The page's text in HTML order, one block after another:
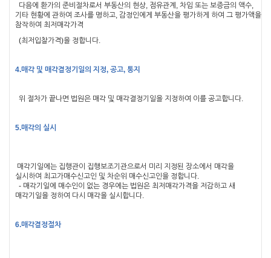
다음에 환가의 준비절차로서 부동산의 현상 점유관계 차임 또는 보증금의 액수
기타 현황에 관하여 조사를 명하고 감정인에게 부동산을 평가하게 하여 그 평가액을
참작하여 최저매각가격
(최저입찰가격)을 정합니다
4.매각 및 매각결정기일의 지정, 공고, 통지
위 절차가 끝나면 법원은 매각 및 매각결정기일을 지정하여 이를 공고합니다
5.매각의 실시
매각기일에는 집행관이 집행보조기관으로서 미리 지정된 장소에서 매각을
실시하여 최고가매수신고인 및 차순위 매수신고인을 정합니다
- 매각기일에 매수인이 없는 경우에는 법원은 최저매각가격을 저감하고 새
매각기일을 정하여 다시 매각을 실시합니다
6.매각결정절차